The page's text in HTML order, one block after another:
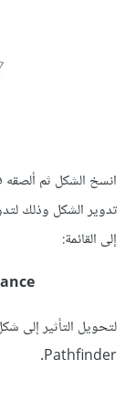
انسخ الشكل ثم ألصقه
إلى القائمة:
Pathfinder.